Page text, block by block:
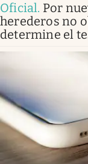
Oficial. Por
herederos no
determine el